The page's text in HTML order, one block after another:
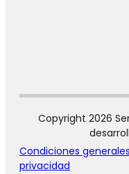
Copyright 2026
Condiciones generales
privacidad